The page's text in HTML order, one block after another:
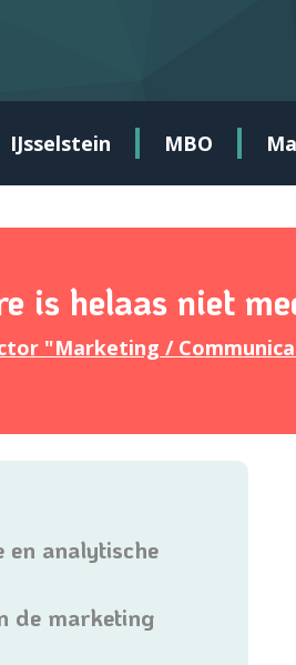
IJsselstein MBO
is helaas niet
"Marketing /
en analytische
de marketing